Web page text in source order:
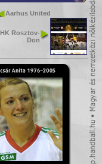
Aarhus United
HK Rosztov-
Don